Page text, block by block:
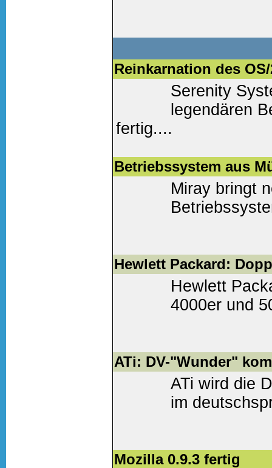
Reinkarnation des
Serenity
legendären
fertig....
Weiter lesen(0
Betriebssystem aus
Miray bringt
Hewlett Packard:
Hewlett
4000er und
ATi: DV-"Wunder"
ATi wird die
im
Mozilla 0.9.3 fertig